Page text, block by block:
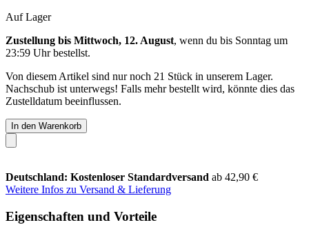
Auf Lager
Zustellung bis Mittwoch, 12. August, wenn du bis Sonntag um
23:59 Uhrbestellst.
Von diesem Artikel sind nur noch 21 Stück in unserem Lager.
Nachschub ist unterwegs! Falls mehr bestellt wird, könnte dies das
Zustelldatum beeinflussen.
In den Warenkorb
Deutschland: Kostenloser Standardversand ab 42,90 €
Weitere Infos zu Versand & Lieferung
Eigenschaften und Vorteile